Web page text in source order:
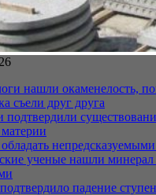
нашли окаменелость,
съели друг друга
подтвердили
ученые нашли
падение